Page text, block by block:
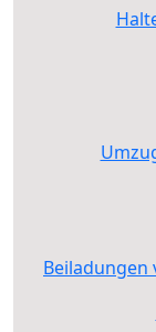
Beiladungen